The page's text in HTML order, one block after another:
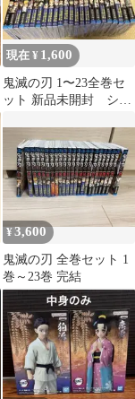
現在 ¥ 1,600
鬼滅の刃 1〜23全巻セ
ット 新品未開封 シュ
¥3,600
鬼滅の刃 全巻セット 1
巻～23巻 完結